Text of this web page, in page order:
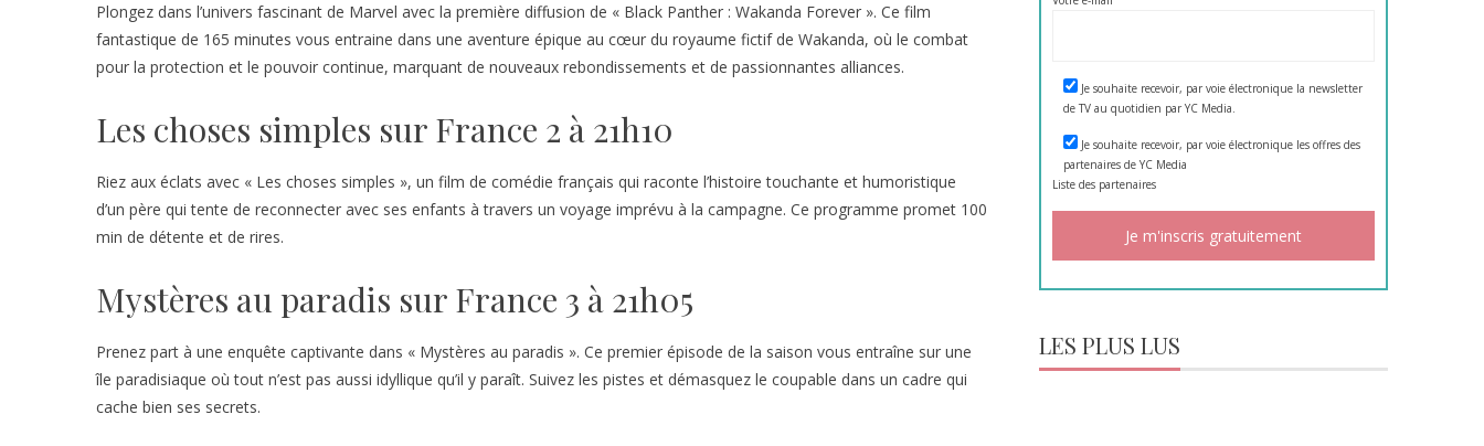
Plongez dans l’univers fascinant de Marvel avec la première diffusion de « Black Panther : Wakanda Forever ». Ce film
fantastique de 165 minutes vous entraine dans une aventure épique au cœur du royaume fictif de Wakanda, où le combat
pour la protection et le pouvoir continue, marquant de nouveaux rebondissements et de passionnantes alliances.
Les choses simples sur France 2 à 21h10
Riez aux éclats avec « Les choses simples », un film de comédie français qui raconte l’histoire touchante et humoristique
d’un père qui tente de reconnecter avec ses enfants à travers un voyage imprévu à la campagne. Ce programme promet 100
min de détente et de rires.
Mystères au paradis sur France 3 à 21h05
Prenez part à une enquête captivante dans « Mystères au paradis ». Ce premier épisode de la saison vous entraîne sur une
île paradisiaque où tout n’est pas aussi idyllique qu’il y paraît. Suivez les pistes et démasquez le coupable dans un cadre qui
cache bien ses secrets.
Je souhaite recevoir, par voie électronique la newsletter
de TV au quotidien par YC Media.
Je souhaite recevoir, par voie électronique les offres des
partenaires de YC Media
Liste des partenaires
LES PLUS LUS